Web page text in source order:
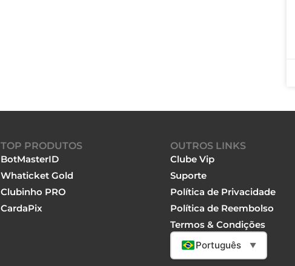
TOP PRODUTOS
BotMasterID
Whaticket Gold
Clubinho PRO
CardaPix
OUTROS LINKS
Clube Vip
Suporte
Política de Privacidade
Política de Reembolso
Termos & Condições
Português
▼